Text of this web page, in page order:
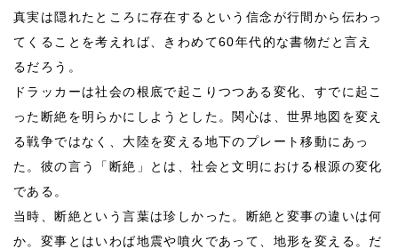
真実は隠れたところに存在するという信念が行間から伝わっ
てくることを考えれば、きわめて60年代的な書物だと言え
るだろう。
ドラッカーは社会の根底で起こりつつある変化、すでに起こ
った断絶を明らかにしようとした。関心は、世界地図を変え
る戦争ではなく、大陸を変える地下のプレート移動にあっ
た。彼の言う「断絶」とは、社会と文明における根源の変化
である。
当時、断絶という言葉は珍しかった。断絶と変事の違いは何
か。変事とはいわば地震や噴火であって、地形を変える。だ